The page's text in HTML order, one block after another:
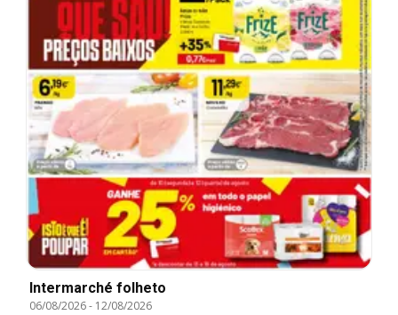
Intermarché folheto
06/08/2026- 12/08/2026